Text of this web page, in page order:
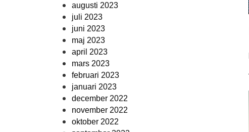
augusti 2023
juli 2023
juni 2023
maj 2023
april 2023
mars 2023
februari 2023
januari 2023
december 2022
november 2022
oktober 2022